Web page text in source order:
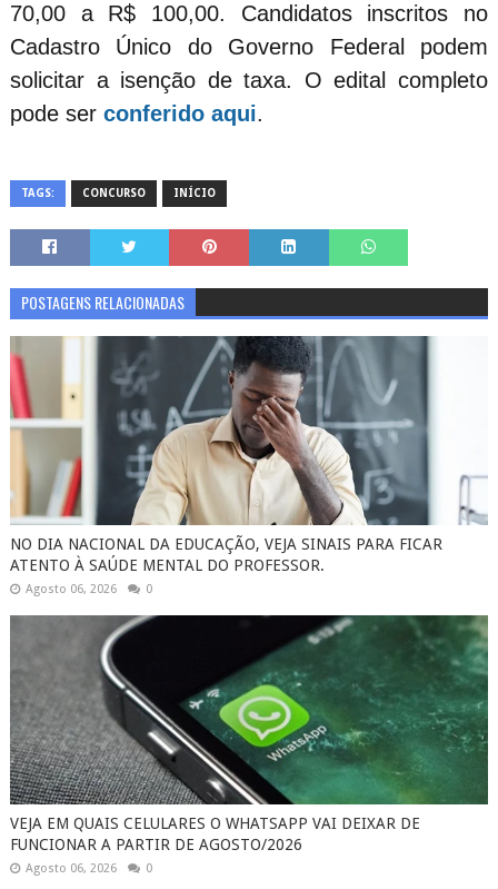
70,00 a R$ 100,00. Candidatos inscritos no
Cadastro Único do Governo Federal podem
solicitar a isenção de taxa. O edital completo
pode ser conferido aqui.
TAGS: CONCURSO INÍCIO
POSTAGENS RELACIONADAS
NO DIA NACIONAL DA EDUCAÇÃO, VEJA SINAIS PARA FICAR
ATENTO À SAÚDE MENTAL DO PROFESSOR.
Agosto 06, 2026 0
VEJA EM QUAIS CELULARES O WHATSAPP VAI DEIXAR DE
FUNCIONAR A PARTIR DE AGOSTO/2026
Agosto 06, 2026 0